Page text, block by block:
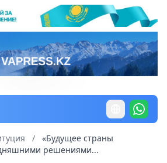
/
«Будущее страны
решениями...